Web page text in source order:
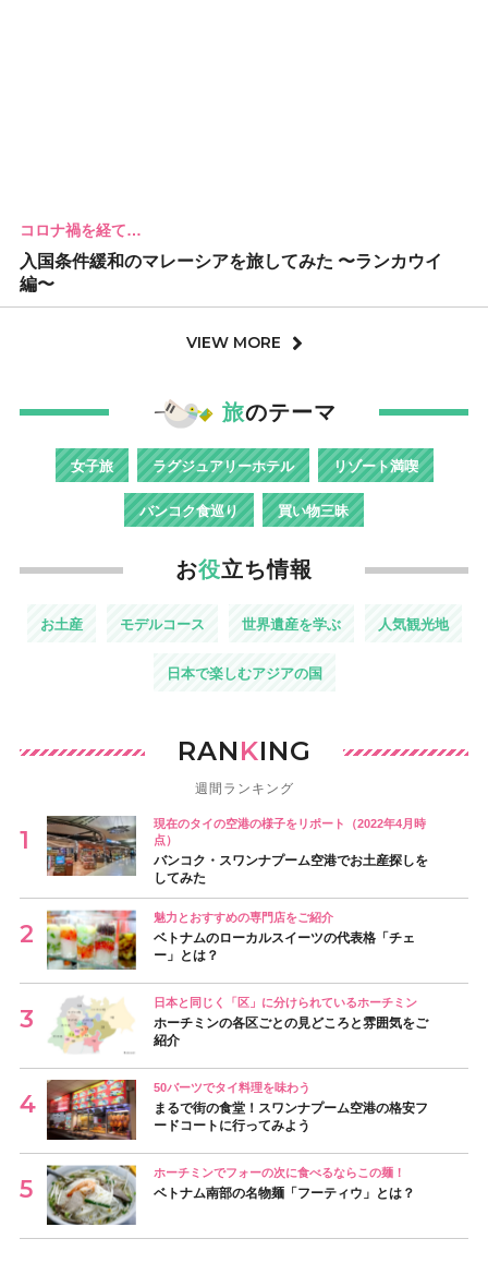
コロナ禍を経て…
入国条件緩和のマレーシアを旅してみた 〜ランカウイ
編〜
VIEW MORE
旅のテーマ
女子旅 ラグジュアリーホテル リゾート満喫
バンコク食巡り 買い物三昧
お役立ち情報
お土産 モデルコース 世界遺産を学ぶ 人気観光地
日本で楽しむアジアの国
RANKING
週間ランキング
現在のタイの空港の様子をリポート（2022年4月時
点）
バンコク・スワンナプーム空港でお土産探しを
してみた
魅力とおすすめの専門店をご紹介
ベトナムのローカルスイーツの代表格「チェ
ー」とは？
日本と同じく「区」に分けられているホーチミン
ホーチミンの各区ごとの見どころと雰囲気をご
紹介
50バーツでタイ料理を味わう
まるで街の食堂！スワンナプーム空港の格安フ
ードコートに行ってみよう
ホーチミンでフォーの次に食べるならこの麺！
ベトナム南部の名物麺「フーティウ」とは？